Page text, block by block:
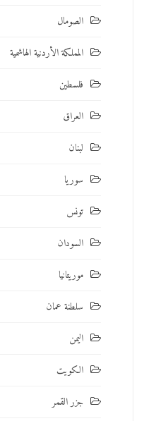
الصومال
المملكة الأردنية الهاشمية
فلسطين
العراق
لبنان
سوريا
تونس
السودان
موريتانيا
سلطنة عمان
اليمن
الكويت
جزر القمر